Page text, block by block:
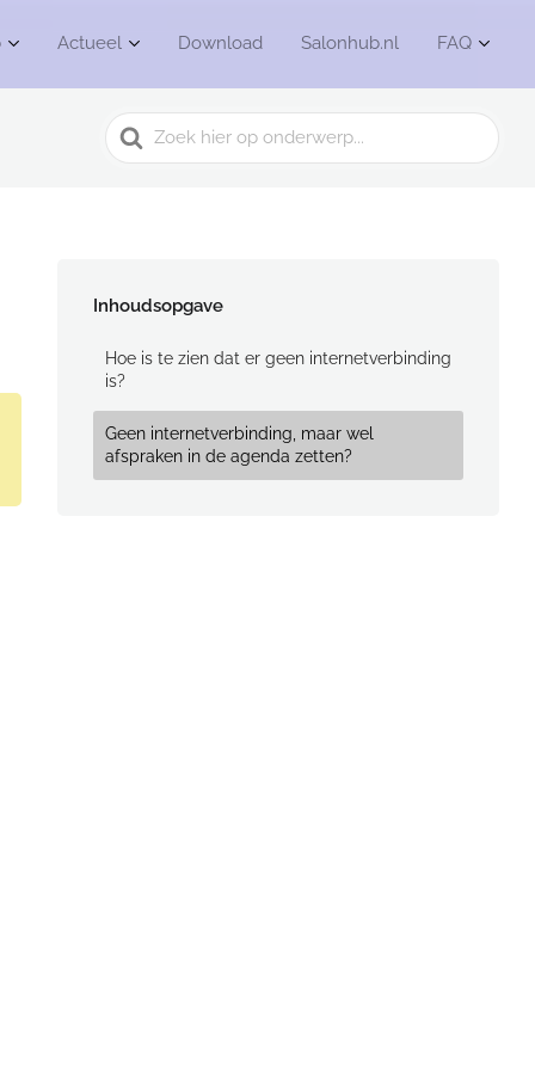
Actueel Download Salonhub.nl FAQ
Search
For
Inhoudsopgave
Hoe is te zien dat er geen internetverbinding
is?
Geen internetverbinding, maar wel
afspraken in de agenda zetten?